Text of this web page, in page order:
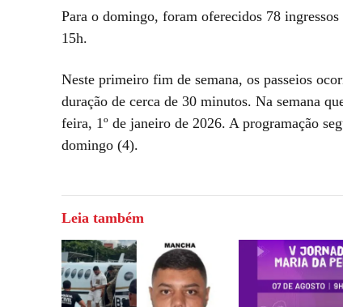
Para o domingo, foram oferecidos 78
15h.
Neste primeiro fim de semana, os passeios
duração de cerca de 30 minutos. Na semana
feira, 1º de janeiro de 2026. A programação
domingo (4).
Leia também